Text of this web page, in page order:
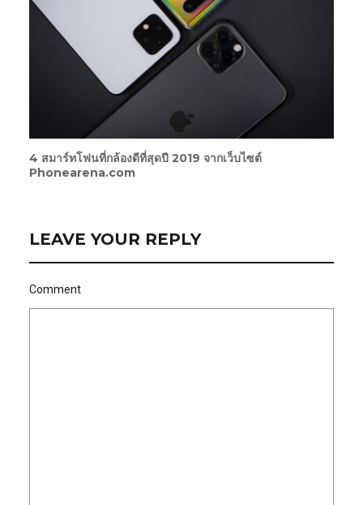
4 สมาร์ทโฟนที่กล้องดีที่สุดปี 2019 จากเว็บไซต์
Phonearena.com
LEAVE YOUR REPLY
Comment